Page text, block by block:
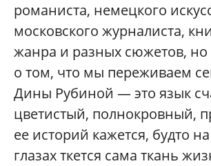
романиста, немецкого
московского журналиста,
жанра и разных сюжетов, но
о том, что мы переживаем
Дины Рубиной — это язык
цветистый, полнокровный,
ее историй кажется, будто
глазах ткется сама ткань